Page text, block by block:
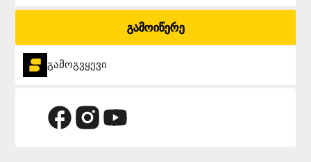
გამოიწერე
გამოგვყევი